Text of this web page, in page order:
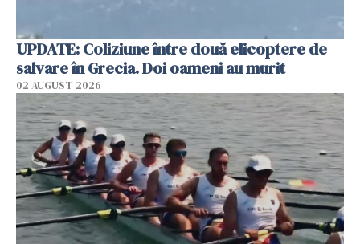
UPDATE: Coliziune între două elicoptere de
salvare în Grecia. Doi oameni au murit
02 AUGUST 2026